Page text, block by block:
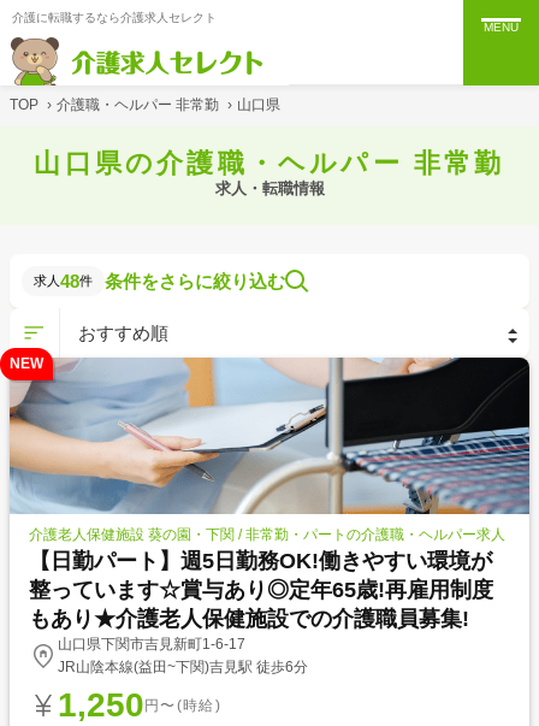
介護に転職するなら介護求人セレクト
MENU
TOP › 介護職・ヘルパー 非常勤 › 山口県
山口県の介護職・ヘルパー 非常勤
求人・転職情報
求人 48件 条件をさらに絞り込む
NEW
介護老人保健施設 葵の園・下関 / 非常勤・パートの介護職・ヘルパー求人
【日勤パート】週5日勤務OK!働きやすい環境が
整っています☆賞与あり◎定年65歳!再雇用制度
もあり★介護老人保健施設での介護職員募集!
山口県下関市吉見新町1-6-17
JR山陰本線(益田~下関)吉見駅 徒歩6分
1,250 円〜(時給)